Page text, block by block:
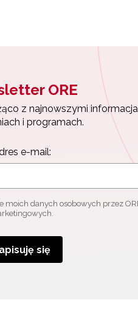
ORE
z najnowszymi
i programach.
e-mail:
moich danych osobowych przez
się